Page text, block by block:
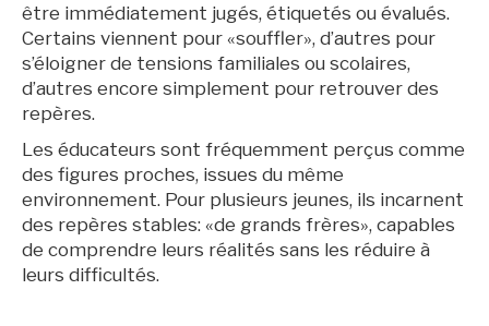
être immédiatement jugés, étiquetés ou évalués.
Certains viennent pour «souffler», d’autres pour
s’éloigner de tensions familiales ou scolaires,
d’autres encore simplement pour retrouver des
repères.
Les éducateurs sont fréquemment perçus comme
des figures proches, issues du même
environnement. Pour plusieurs jeunes, ils incarnent
des repères stables: «de grands frères», capables
de comprendre leurs réalités sans les réduire à
leurs difficultés.